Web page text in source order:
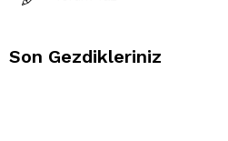
Son Gezdikleriniz